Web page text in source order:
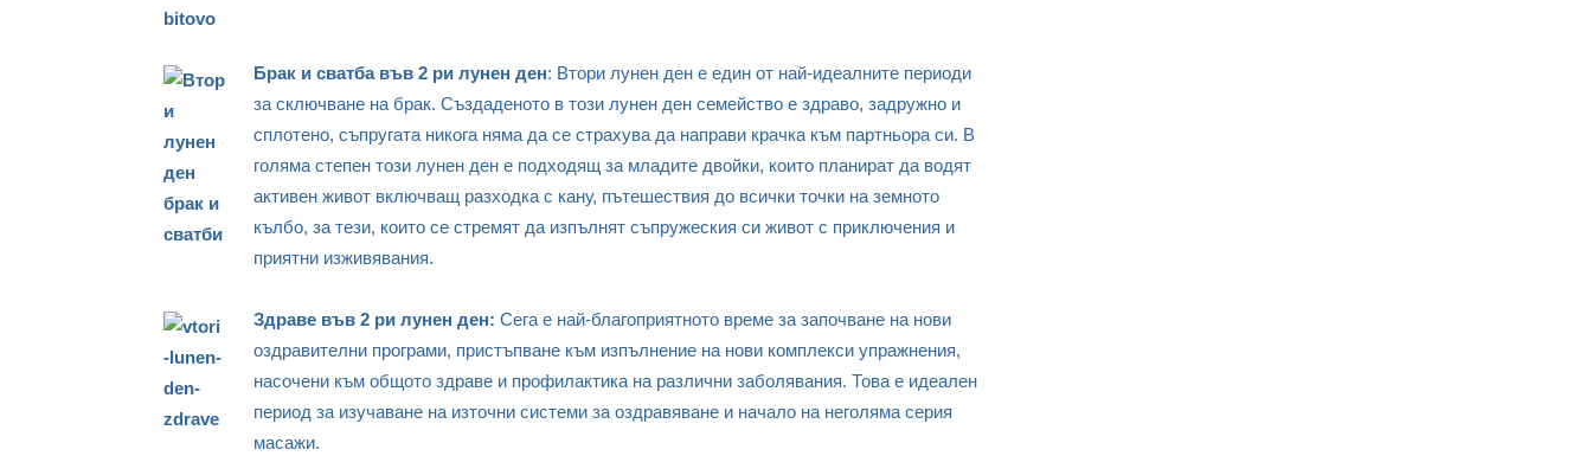
Брак и сватба във 2 ри лунен ден: Втори лунен ден е един от най-идеалните периоди
за сключване на брак. Създаденото в този лунен ден семейство е здраво, задружно и
сплотено, съпругата никога няма да се страхува да направи крачка към партньора си. В
голяма степен този лунен ден е подходящ за младите двойки, които планират да водят
активен живот включващ разходка с кану, пътешествия до всички точки на земното
кълбо, за тези, които се стремят да изпълнят съпружеския си живот с приключения и
приятни изживявания.
Здраве във 2 ри лунен ден: Сега е най-благоприятното време за започване на нови
оздравителни програми, пристъпване към изпълнение на нови комплекси упражнения,
насочени към общото здраве и профилактика на различни заболявания. Това е идеален
период за изучаване на източни системи за оздравяване и начало на неголяма серия
масажи.